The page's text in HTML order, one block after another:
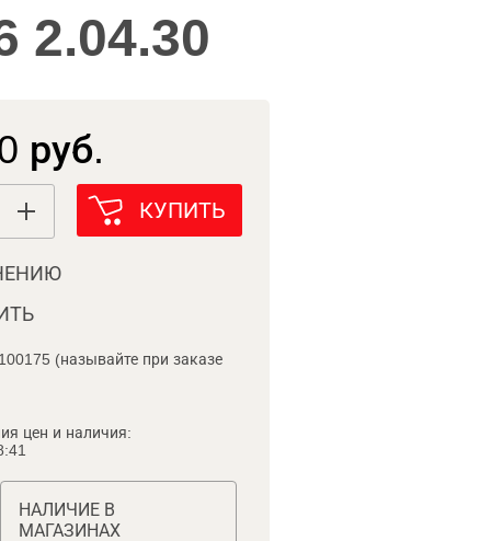
2.04.30
руб.
КУПИТЬ
(называйте при заказе
цен и наличия:
НАЛИЧИЕ В
МАГАЗИНАХ